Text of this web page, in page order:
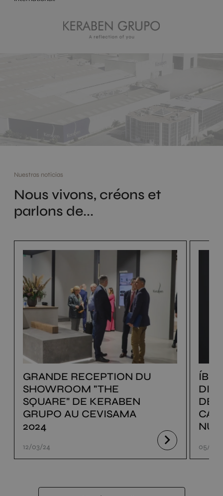
Nuestras noticias
Nous vivons, créons et
parlons de...
GRANDE RECEPTION DU
SHOWROOM "THE
SQUARE" DE KERABEN
GRUPO AU CEVISAMA
2024
12/03/24
DE
05/03/